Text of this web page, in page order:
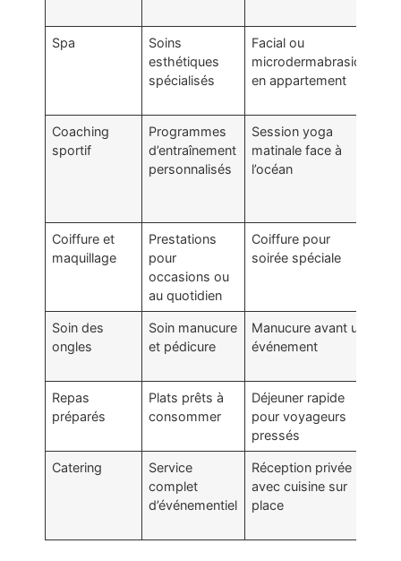
Spa
Soins
esthétiques
spécialisés
Facial ou
microdermabrasion
en appartement
Coaching
sportif
Programmes
d’entraînement
personnalisés
Session yoga
matinale face à
l’océan
Coiffure et
maquillage
Prestations
pour
occasions ou
au quotidien
Coiffure pour
soirée spéciale
Soin des
ongles
Soin manucure
et pédicure
Manucure avant un
événement
Repas
préparés
Plats prêts à
consommer
Déjeuner rapide
pour voyageurs
pressés
Catering
Service
complet
d’événementiel
Réception privée
avec cuisine sur
place